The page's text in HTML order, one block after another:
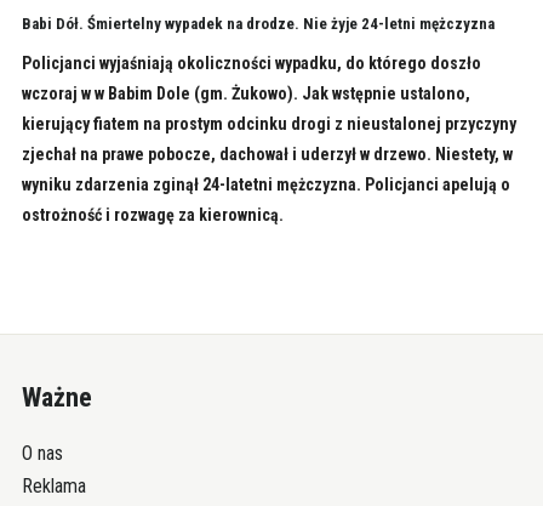
Babi Dół. Śmiertelny wypadek na drodze. Nie żyje 24-letni mężczyzna
Policjanci wyjaśniają okoliczności wypadku, do którego doszło
wczoraj w w Babim Dole (gm. Żukowo). Jak wstępnie ustalono,
kierujący fiatem na prostym odcinku drogi z nieustalonej przyczyny
zjechał na prawe pobocze, dachował i uderzył w drzewo. Niestety, w
wyniku zdarzenia zginął 24-latetni mężczyzna. Policjanci apelują o
ostrożność i rozwagę za kierownicą.
Ważne
O nas
Reklama